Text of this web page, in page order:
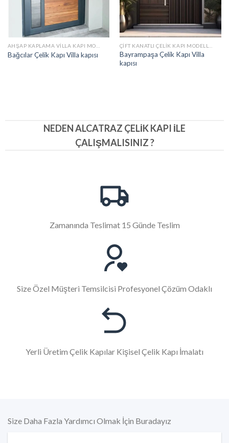
Bağcılar Çelik Kapı Villa kapısı
Bayrampaşa Çelik Kapı Villa
kapısı
NEDEN ALCATRAZ ÇELIK KAPI İLE
ÇALIŞMALISINIZ ?
Zamanında Teslimat 15 Günde Teslim
Size Özel Müşteri Temsilcisi Profesyonel Çözüm Odaklı
Yerli Üretim Çelik Kapılar Kişisel Çelik Kapı İmalatı
Size Daha Fazla Yardımcı Olmak İçin Buradayız